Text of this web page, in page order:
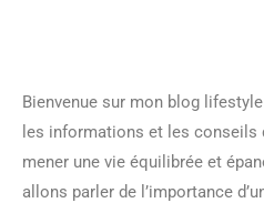
Bienvenue sur mon blog
les informations et les conseils
mener une vie équilibrée et
allons parler de l’importance